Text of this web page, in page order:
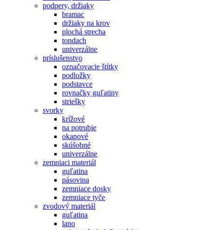
podpery, držiaky
bramac
držiaky na krov
plochá strecha
tondach
univerzálne
príslušenstvo
označovacie štítky
podložky
podstavce
rovnačky guľatiny
striešky
svorky
krížové
na potrubie
okapové
skúšobné
univerzálne
zemniaci materiál
guľatina
pásovina
zemniace dosky
zemniace tyče
zvodový materiál
guľatina
lano